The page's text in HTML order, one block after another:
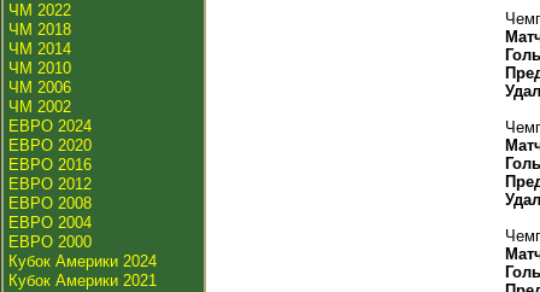
ЧМ 2022
ЧМ 2018
ЧМ 2014
ЧМ 2010
ЧМ 2006
ЧМ 2002
ЕВРО 2024
ЕВРО 2020
ЕВРО 2016
ЕВРО 2012
ЕВРО 2008
ЕВРО 2004
ЕВРО 2000
Кубок Америки 2024
Кубок Америки 2021